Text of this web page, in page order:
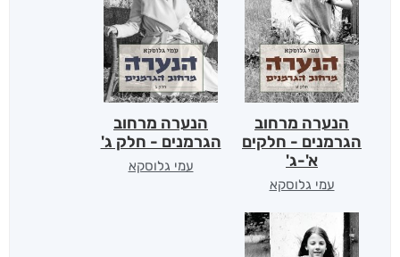
הנערה מרחוב
הגרמנים - חלקים
א'-ג'
עמי גלוסקא
הנערה מרחוב
הגרמנים - חלק ג'
עמי גלוסקא